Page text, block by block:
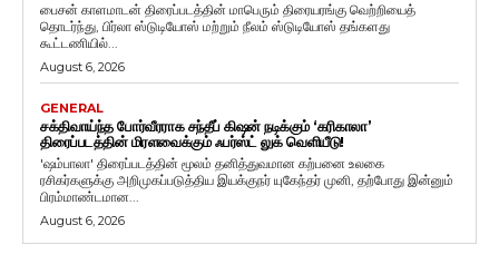
பைசன் காளமாடன் திரைப்படத்தின் மாபெரும் திரையரங்கு வெற்றியைத்
தொடர்ந்து, பிர்லா ஸ்டுடியோஸ் மற்றும் நீலம் ஸ்டுடியோஸ் தங்களது
கூட்டணியில்...
August 6, 2026
GENERAL
சக்திவாய்ந்த போர்வீரராக சந்தீப் கிஷன் நடிக்கும் ‘கரிகாலா’
திரைப்படத்தின் மிரளவைக்கும் ஃபர்ஸ்ட் லுக் வெளியீடு!
'ஷம்பாலா' திரைப்படத்தின் மூலம் தனித்துவமான கற்பனை உலகை
ரசிகர்களுக்கு அறிமுகப்படுத்திய இயக்குநர் யுகேந்தர் முனி, தற்போது இன்னும்
பிரம்மாண்டமான...
August 6, 2026